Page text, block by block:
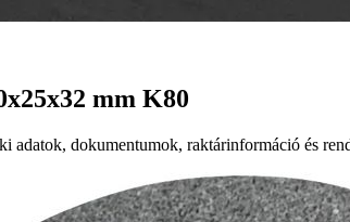
mm K80
adatok, dokumentumok, raktárinformáció és